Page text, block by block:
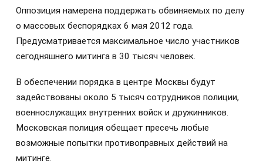
Оппозиция намерена поддержать обвиняемых по делу
о массовых беспорядках 6 мая 2012 года.
Предусматривается максимальное число участников
сегодняшнего митинга в 30 тысяч человек.
В обеспечении порядка в центре Москвы будут
задействованы около 5 тысяч сотрудников полиции,
военнослужащих внутренних войск и дружинников.
Московская полиция обещает пресечь любые
возможные попытки противоправных действий на
митинге.